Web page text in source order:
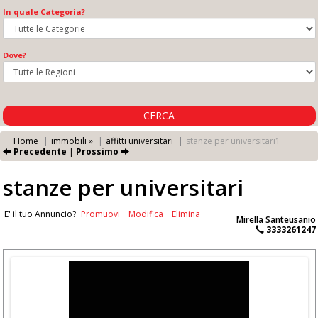
In quale Categoria?
Dove?
CERCA
Home immobili » affitti universitari
stanze per universitari1
Precedente | Prossimo
stanze per universitari
Mirella Santeusanio
3333261247
E' il tuo Annuncio? Promuovi Modifica Elimina